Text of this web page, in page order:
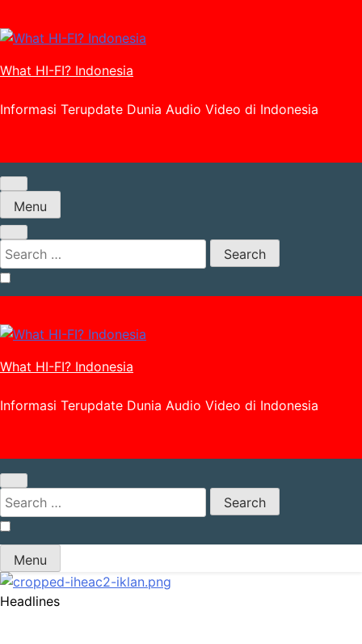
to
content
What HI-FI? Indonesia
Informasi Terupdate Dunia Audio Video di Indonesia
Menu
Search
for:
What HI-FI? Indonesia
Informasi Terupdate Dunia Audio Video di Indonesia
Search
for:
Menu
Headlines